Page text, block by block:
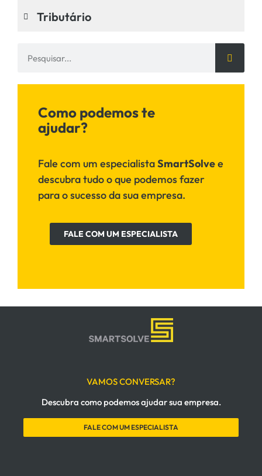
Tributário
Como podemos te
ajudar?
Fale com um especialistaSmartSolvee
descubra tudo o que podemos fazer
para o sucesso da sua empresa.
FALE COM UM ESPECIALISTA
VAMOS CONVERSAR?
Descubra como podemos ajudar sua empresa.
FALE COM UM ESPECIALISTA